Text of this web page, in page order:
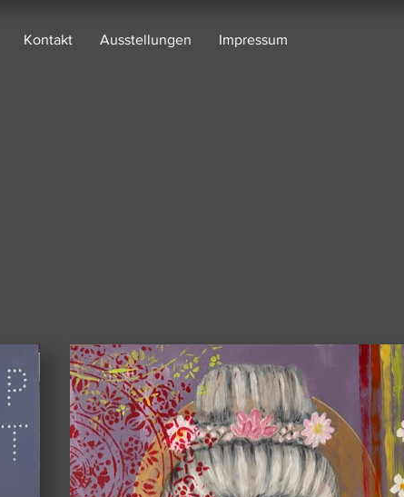
Kontakt Ausstellungen Impressum